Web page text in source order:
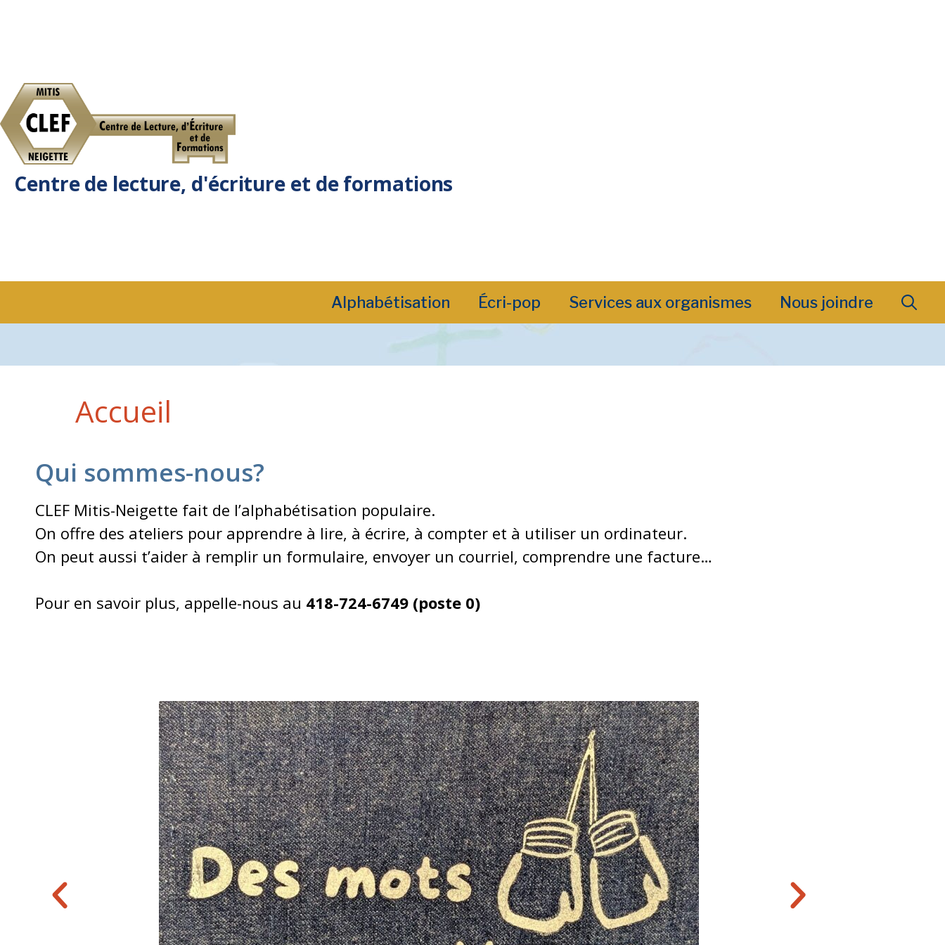
Centre de lecture, d'écriture et de formations
Alphabétisation Écri-pop Services aux organismes Nous joindre
Accueil
Qui sommes-nous?
CLEF Mitis-Neigette fait de l’alphabétisation populaire.
On offre des ateliers pour apprendre à lire, à écrire, à compter et à utiliser un ordinateur.
On peut aussi t’aider à remplir un formulaire, envoyer un courriel, comprendre une facture…
Pour en savoir plus, appelle-nous au 418-724-6749 (poste 0)